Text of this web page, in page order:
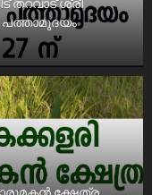
പത്താമുദയം
ക്ഷേത്ര